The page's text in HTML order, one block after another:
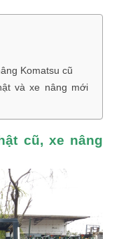
Komatsu cũ
và xe nâng mới
cũ, xe nâng